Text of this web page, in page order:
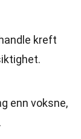
kreft
enn voksne,